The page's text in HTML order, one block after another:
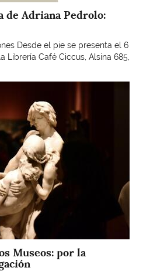
de Adriana Pedrolo:
Desde el pie se presenta el 6
Librería Café Ciccus, Alsina 685,
Museos: por la